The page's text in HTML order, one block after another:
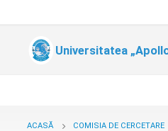
Universitatea
ACASĂ COMISIA DE CERCETARE